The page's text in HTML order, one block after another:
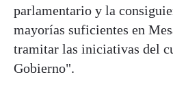
parlamentario y la
mayorías suficientes en
tramitar las iniciativas del
Gobierno".